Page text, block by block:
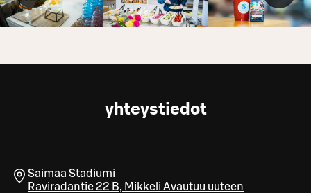
yhteystiedot
Saimaa Stadiumi
Raviradantie 22 B, Mikkeli Avautuu uuteen